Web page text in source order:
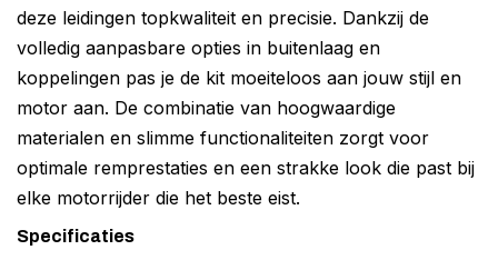
deze leidingen topkwaliteit en precisie. Dankzij de
volledig aanpasbare opties in buitenlaag en
koppelingen pas je de kit moeiteloos aan jouw stijl en
motor aan. De combinatie van hoogwaardige
materialen en slimme functionaliteiten zorgt voor
optimale remprestaties en een strakke look die past bij
elke motorrijder die het beste eist.
Specificaties